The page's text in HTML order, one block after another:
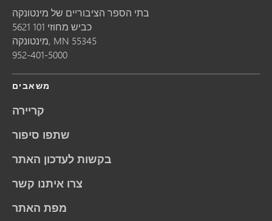
בתי הספר הציבוריים של מינטונקה
5621 כביש מחוזי 101
מינטונקה, MN 55345
952-401-5000
משאבים
קריירה
שתפו סיפור
בקשות לעדכון האתר
צרו איתנו קשר
מפת האתר